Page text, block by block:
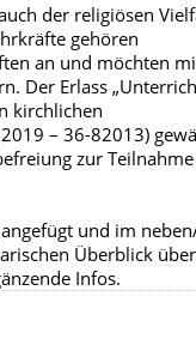
der religiösen
gehören
an und möchten
Der Erlass
kirchlichen
– 36-82013)
zur
und im
Überblick
Infos.